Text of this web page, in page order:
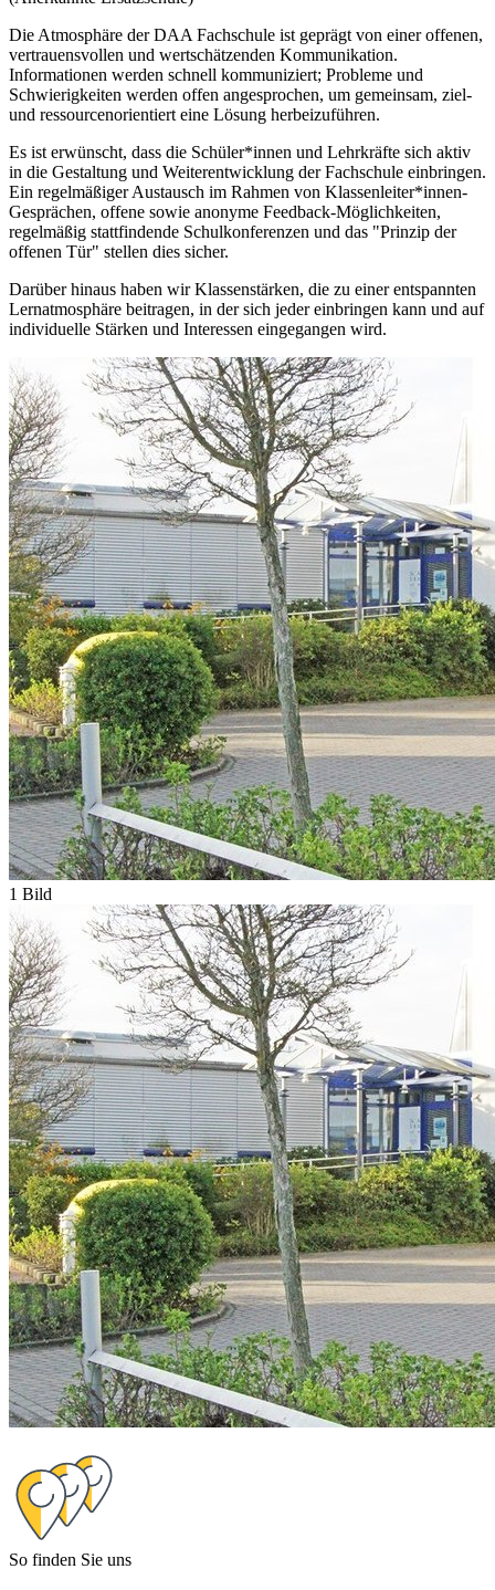
Die Atmosphäre der DAA Fachschule ist geprägt von einer offenen,
vertrauensvollen und wertschätzenden Kommunikation.
Informationen werden schnell kommuniziert; Probleme und
Schwierigkeiten werden offen angesprochen, um gemeinsam, ziel-
und ressourcenorientiert eine Lösung herbeizuführen.
Es ist erwünscht, dass die Schüler*innen und Lehrkräfte sich aktiv
in die Gestaltung und Weiterentwicklung der Fachschule einbringen.
Ein regelmäßiger Austausch im Rahmen von Klassenleiter*innen-
Gesprächen, offene sowie anonyme Feedback-Möglichkeiten,
regelmäßig stattfindende Schulkonferenzen und das "Prinzip der
offenen Tür" stellen dies sicher.
Darüber hinaus haben wir Klassenstärken, die zu einer entspannten
Lernatmosphäre beitragen, in der sich jeder einbringen kann und auf
individuelle Stärken und Interessen eingegangen wird.
1 Bild
So finden Sie uns